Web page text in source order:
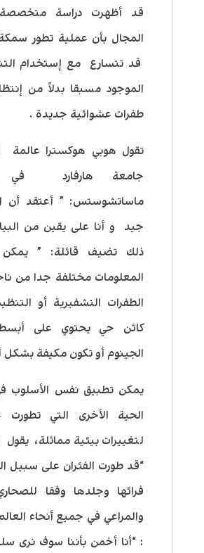
قد أظهرت دراسة
المجال بأن عملية تطور
قد تتسارع مع إستخدام
الموجود مسبقا بدلاً من
طفرات عشوائية جديدة .
تقول هوبي هوكسترا عالمة
جامعة هارفارد في
ماساتشوستس: ” أعتقد أن
جيد و أنا على يقين من
ذلك تضيف قائلة: ”
المعلومات مختلفة جدا من
الطفرات التشفيرية أو
كائن حي يحتوي على
الجينوم أو تكون مكيفة بشكل
يمكن تطبيق نفس الأسلوب
الحية الأخرى التي
لتغييرات بيئية مماثلة،
“قد طورت الفئران على سبيل
فرائها وجلدها وفقا
والمراعي في جميع أنحاء
: “أنا أخمن بأننا سوف نرى